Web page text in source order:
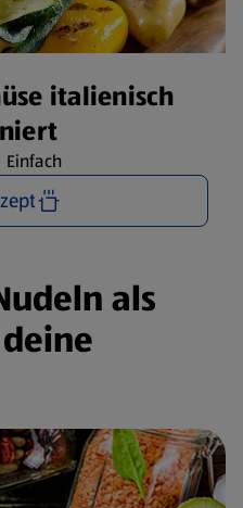
italienisch
Einfach
als